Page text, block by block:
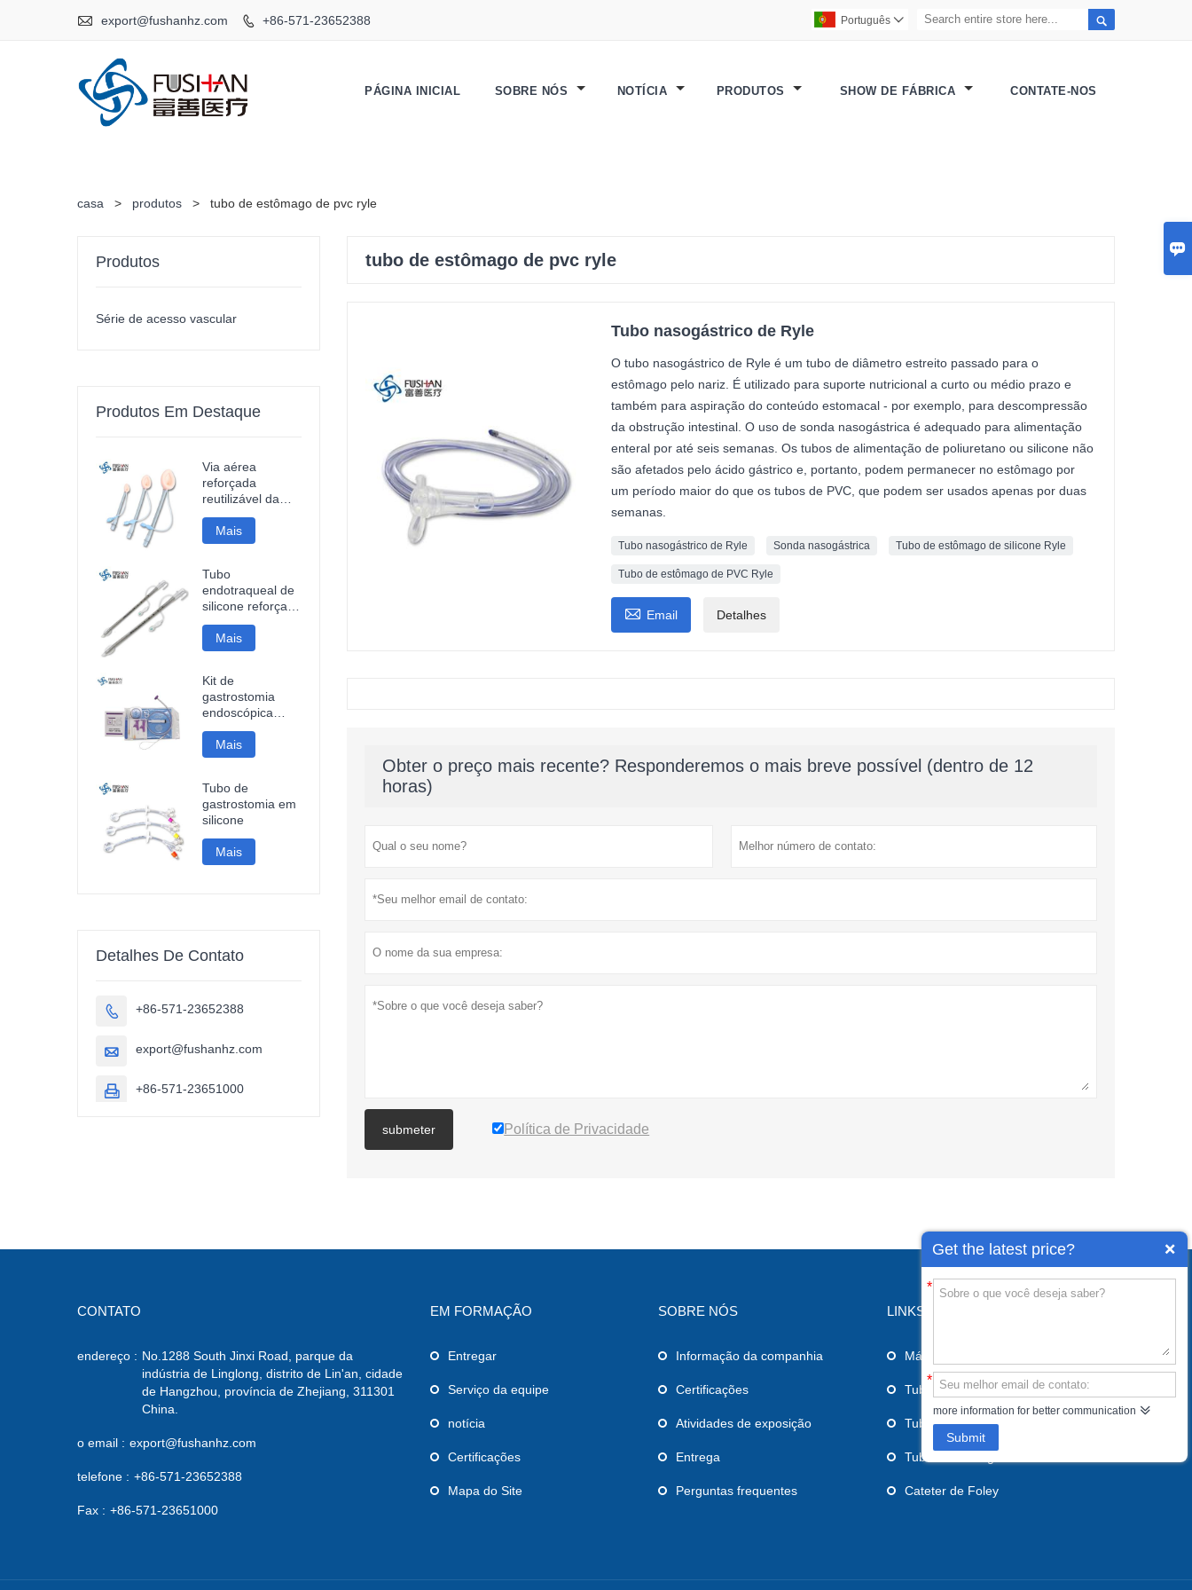

Get the latest price?
*
*
more information for better communication
Submit
 export@fushanhz.com  +86-571-23652388 
Português 
PÁGINA INICIAL SOBRE NÓS NOTÍCIA PRODUTOS SHOW DE FÁBRICA CONTATE-NOS
casa > produtos > tubo de estômago de pvc ryle
tubo de estômago de pvc ryle
Tubo nasogástrico de Ryle
O tubo nasogástrico de Ryle é um tubo de diâmetro estreito passado para o
estômago pelo nariz. É utilizado para suporte nutricional a curto ou médio prazo e
também para aspiração do conteúdo estomacal - por exemplo, para descompressão
da obstrução intestinal. O uso de sonda nasogástrica é adequado para alimentação
enteral por até seis semanas. Os tubos de alimentação de poliuretano ou silicone não
são afetados pelo ácido gástrico e, portanto, podem permanecer no estômago por
um período maior do que os tubos de PVC, que podem ser usados apenas por duas
semanas.
Tubo nasogástrico de Ryle Sonda nasogástrica Tubo de estômago de silicone Ryle
Tubo de estômago de PVC Ryle
 Email Detalhes
Obter o preço mais recente? Responderemos o mais breve possível (dentro de 12
horas)
submeter Política de Privacidade
Produtos
Série de acesso vascular
Produtos Em Destaque
Via aérea
reforçada
reutilizável da
máscara da
laringe do
silicone
Mais
Tubo
endotraqueal de
silicone reforçado
descartável
Mais
Kit de
gastrostomia
endoscópica
percutânea
Mais
Tubo de
gastrostomia em
silicone
Mais
Detalhes De Contato
 +86-571-23652388
 export@fushanhz.com
 +86-571-23651000
CONTATO
endereço : No.1288 South Jinxi Road, parque da
indústria de Linglong, distrito de Lin'an, cidade
de Hangzhou, província de Zhejiang, 311301
China.
o email : export@fushanhz.com
telefone : +86-571-23652388
Fax : +86-571-23651000
EM FORMAÇÃO
Entregar
Serviço da equipe
notícia
Certificações
Mapa do Site
SOBRE NÓS
Informação da companhia
Certificações
Atividades de exposição
Entrega
Perguntas frequentes
LINKS
Máscara laríngea das vias aéreas
Tubo endotraqueal
Tubo de alimentação
Tubo de drenagem
Cateter de Foley